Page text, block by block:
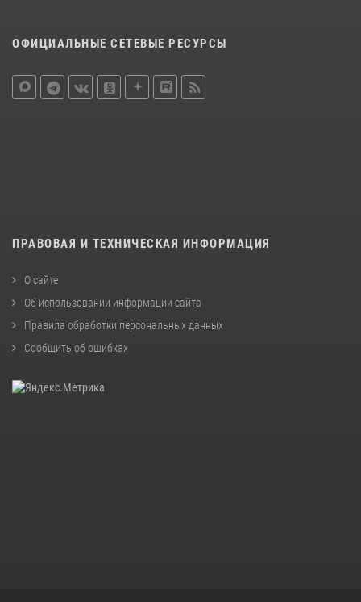
ОФИЦИАЛЬНЫЕ СЕТЕВЫЕ РЕСУРСЫ
ПРАВОВАЯ И ТЕХНИЧЕСКАЯ ИНФОРМАЦИЯ
О сайте
Об использовании информации сайта
Правила обработки персональных данных
Сообщить об ошибках